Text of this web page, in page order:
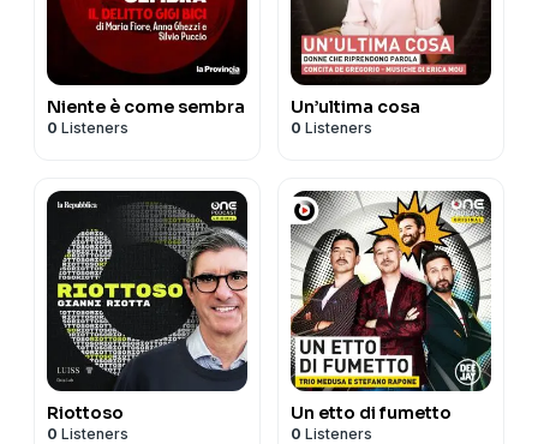
Niente è come sembra
0 Listeners
Un’ultima cosa
0 Listeners
Riottoso
0 Listeners
Un etto di fumetto
0 Listeners